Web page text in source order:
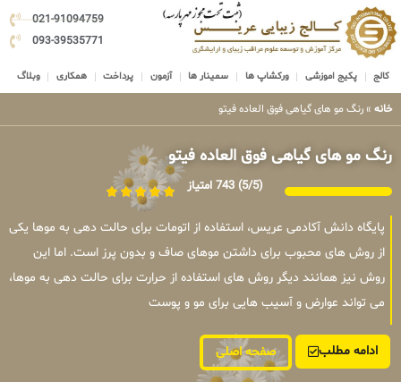
021-91094759
093-39535771
کالج پکیج اموزشی ورکشاپ ها سمینار ها آزمون پرداخت همکاری وبلاگ
خانه » رنگ مو های گیاهی فوق العاده فیتو
رنگ مو های گیاهی فوق العاده فیتو
(5/5) 743 امتیاز
پایگاه دانش آکادمی عریس، استفاده از اتومات برای حالت دهی به موها یکی
از روش های محبوب برای داشتن موهای صاف و بدون پرز است. اما این
روش نیز همانند دیگر روش های استفاده از حرارت برای حالت دهی به موها،
می تواند عوارض و آسیب هایی برای مو و پوست
ادامه مطلب صفحه اصلی